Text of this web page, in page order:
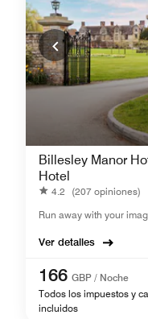
Billesley Manor
Hotel
4.2 (207 opiniones)
Run away with your
Ver detalles
166 GBP / Noche
Todos los impuestos y
incluidos